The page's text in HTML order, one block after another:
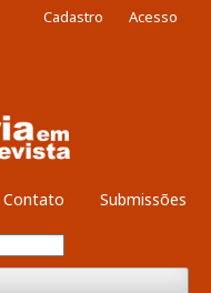
Contato Submissões
Cadastro Acesso